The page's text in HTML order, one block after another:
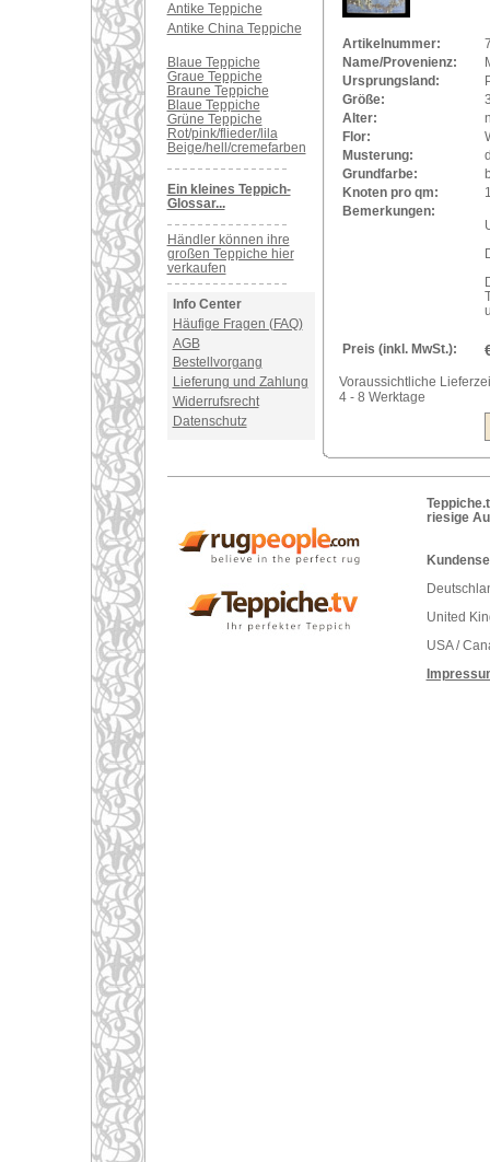
Antike Teppiche
Antike China Teppiche
Blaue Teppiche
Graue Teppiche
Braune Teppiche
Blaue Teppiche
Grüne Teppiche
Rot/pink/flieder/lila
Beige/hell/cremefarben
Ein kleines Teppich-
Glossar...
Händler können ihre
großen Teppiche hier
verkaufen
Info Center
Häufige Fragen (FAQ)
AGB
Bestellvorgang
Lieferung und Zahlung
Widerrufsrecht
Datenschutz
Artikelnummer:
Name/Provenienz:
Ursprungsland:
Größe:
Alter:
Flor:
Musterung:
Grundfarbe:
Knoten pro qm:
Bemerkungen:
Preis (inkl. MwSt.):
Voraussichtliche
4 - 8 Werktage
riesige
United
USA /